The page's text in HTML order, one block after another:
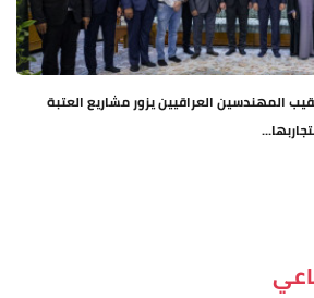
المهندسين العراقيين يزور مشاريع العتبة